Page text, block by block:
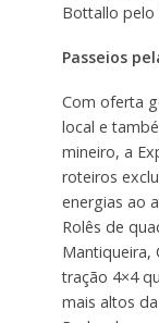
Bottallo pelo
Passeios
Com oferta
local e
mineiro, a
roteiros
energias ao
Rolês de
Mantiqueira,
tração 4×4
mais altos